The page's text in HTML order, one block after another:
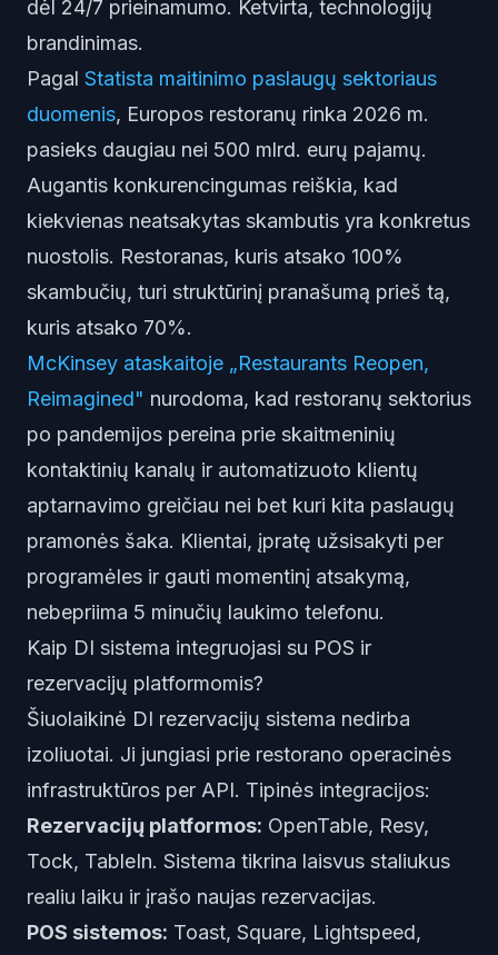
dėl 24/7 prieinamumo. Ketvirta, technologijų
brandinimas.
Pagal Statista maitinimo paslaugų sektoriaus
duomenis, Europos restoranų rinka 2026 m.
pasieks daugiau nei 500 mlrd. eurų pajamų.
Augantis konkurencingumas reiškia, kad
kiekvienas neatsakytas skambutis yra konkretus
nuostolis. Restoranas, kuris atsako 100%
skambučių, turi struktūrinį pranašumą prieš tą,
kuris atsako 70%.
McKinsey ataskaitoje „Restaurants Reopen,
Reimagined" nurodoma, kad restoranų sektorius
po pandemijos pereina prie skaitmeninių
kontaktinių kanalų ir automatizuoto klientų
aptarnavimo greičiau nei bet kuri kita paslaugų
pramonės šaka. Klientai, įpratę užsisakyti per
programėles ir gauti momentinį atsakymą,
nebepriima 5 minučių laukimo telefonu.
Kaip DI sistema integruojasi su POS ir
rezervacijų platformomis?
Šiuolaikinė DI rezervacijų sistema nedirba
izoliuotai. Ji jungiasi prie restorano operacinės
infrastruktūros per API. Tipinės integracijos:
Rezervacijų platformos: OpenTable, Resy,
Tock, TableIn. Sistema tikrina laisvus staliukus
realiu laiku ir įrašo naujas rezervacijas.
POS sistemos: Toast, Square, Lightspeed,